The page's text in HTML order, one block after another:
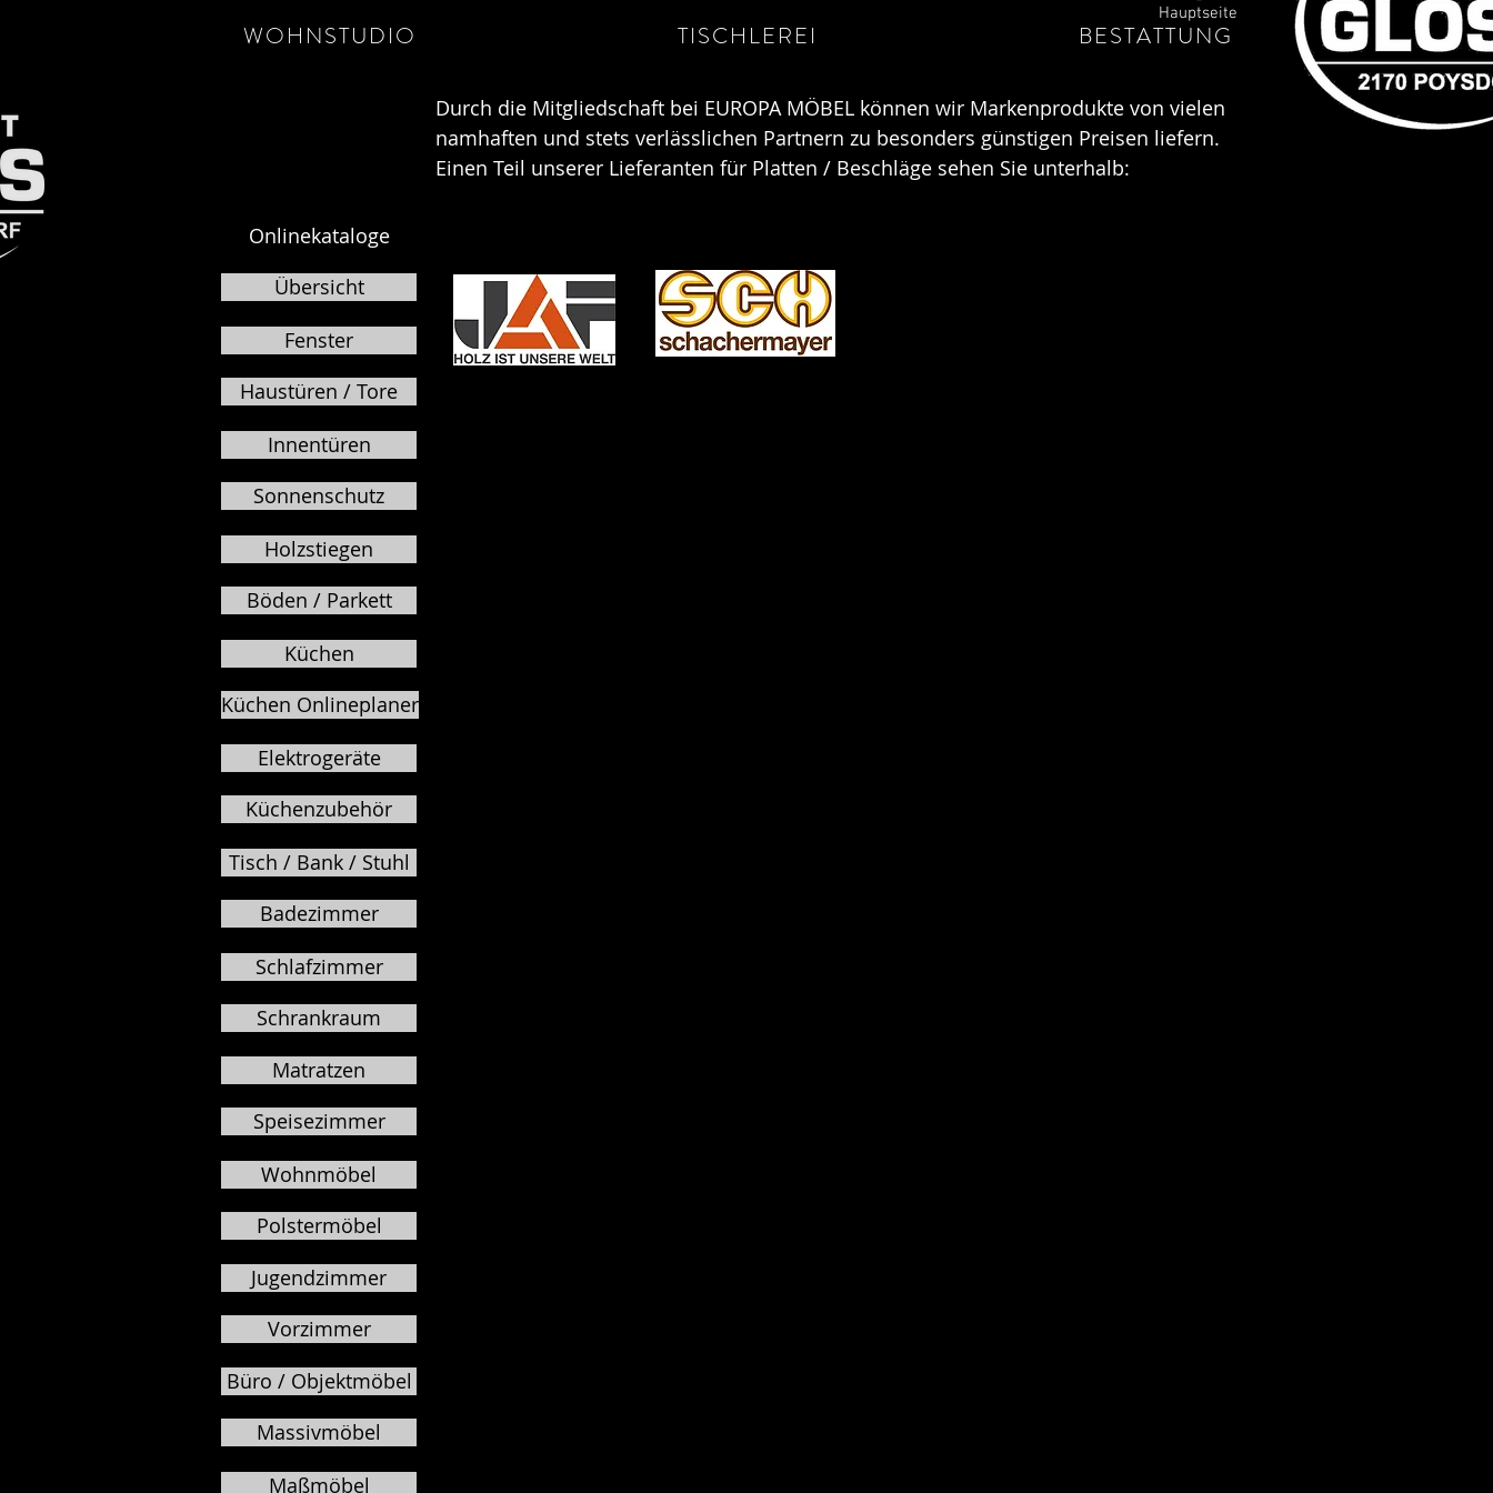
WOHNSTUDIO TISCHLEREI BESTATTUNG
Durch die Mitgliedschaft bei EUROPA MÖBEL können wir Markenprodukte von vielen
namhaften und stets verlässlichen Partnern zu besonders günstigen Preisen liefern.
Einen Teil unserer Lieferanten für Platten / Beschläge sehen Sie unterhalb:
Hauptseite
Onlinekataloge
Übersicht
Fenster
Haustüren / Tore
Innentüren
Sonnenschutz
Holzstiegen
Böden / Parkett
Küchen
Küchen Onlineplaner
Elektrogeräte
Küchenzubehör
Tisch / Bank / Stuhl
Badezimmer
Schlafzimmer
Schrankraum
Matratzen
Speisezimmer
Wohnmöbel
Polstermöbel
Jugendzimmer
Vorzimmer
Büro / Objektmöbel
Massivmöbel
Maßmöbel